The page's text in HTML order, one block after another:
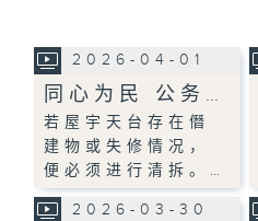
2026-04-01
同心为民 公务…
若屋宇天台存在僭
建物或失修情况，
便必须进行清拆。…
2026-03-30